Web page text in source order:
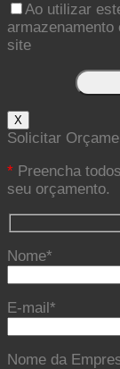
Ao utilizar
site
X
Solicitar
* Preencha
seu orçamento.
Nome*
E-mail*
Nome da